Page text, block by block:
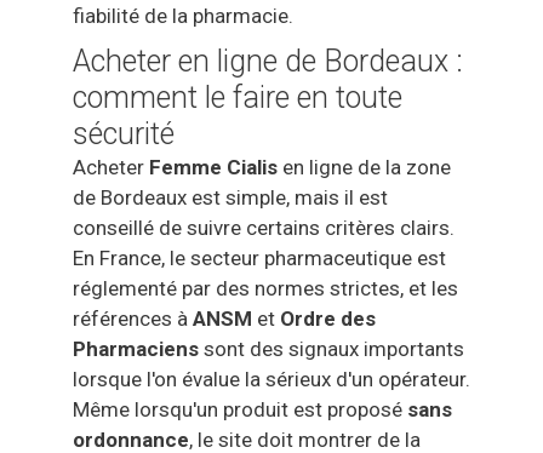
fiabilité de la pharmacie.
Acheter en ligne de Bordeaux :
comment le faire en toute
sécurité
Acheter Femme Cialis en ligne de la zone
de Bordeaux est simple, mais il est
conseillé de suivre certains critères clairs.
En France, le secteur pharmaceutique est
réglementé par des normes strictes, et les
références à ANSM et Ordre des
Pharmaciens sont des signaux importants
lorsque l'on évalue la sérieux d'un opérateur.
Même lorsqu'un produit est proposé sans
ordonnance, le site doit montrer de la